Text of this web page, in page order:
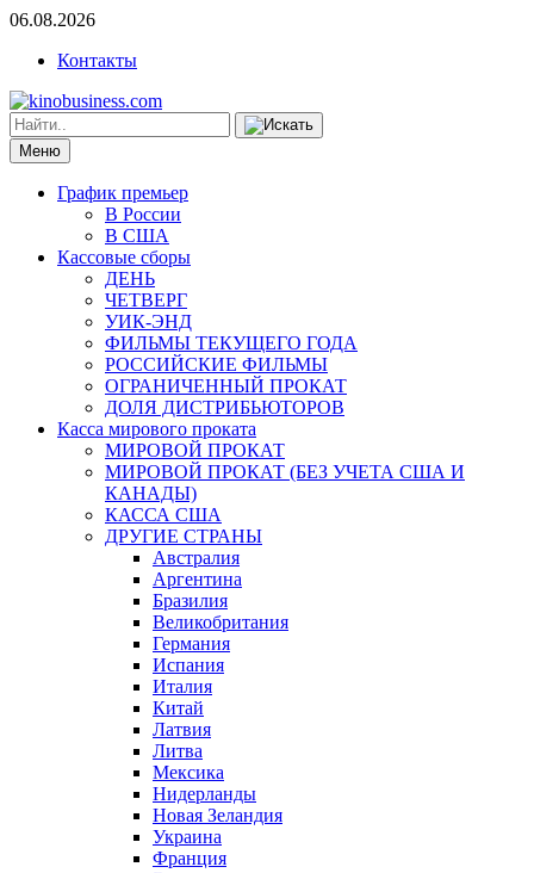
06.08.2026
Контакты
Меню
График премьер
В России
В США
Кассовые сборы
ДЕНЬ
ЧЕТВЕРГ
УИК-ЭНД
ФИЛЬМЫ ТЕКУЩЕГО ГОДА
РОССИЙСКИЕ ФИЛЬМЫ
ОГРАНИЧЕННЫЙ ПРОКАТ
ДОЛЯ ДИСТРИБЬЮТОРОВ
Касса мирового проката
МИРОВОЙ ПРОКАТ
МИРОВОЙ ПРОКАТ (БЕЗ УЧЕТА США И
КАНАДЫ)
КАССА США
ДРУГИЕ СТРАНЫ
Австралия
Аргентина
Бразилия
Великобритания
Германия
Испания
Италия
Китай
Латвия
Литва
Мексика
Нидерланды
Новая Зеландия
Украина
Франция